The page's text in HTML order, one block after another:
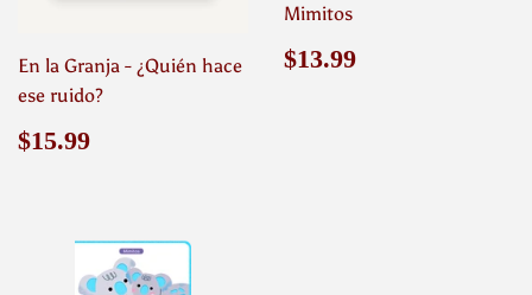
En la Granja - ¿Quién hace
ese ruido?
Precio
$15.99
Mimitos
Precio
$13.99